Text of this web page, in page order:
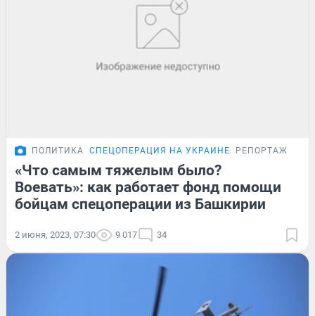
ПОЛИТИКА СПЕЦОПЕРАЦИЯ НА УКРАИНЕ РЕПОРТАЖ
«Что самым тяжелым было?
Воевать»: как работает фонд помощи
бойцам спецоперации из Башкирии
2 июня, 2023, 07:30 9 017 34